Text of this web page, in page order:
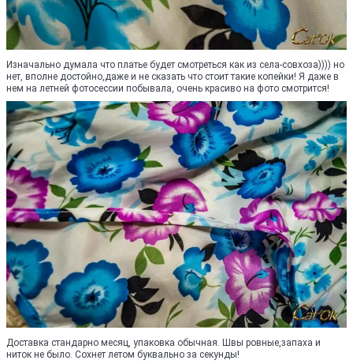
Изначально думала что платье будет смотреться как из села-совхоза)))) но
нет, вполне достойно,даже и не сказать что стоит такие копейки! Я даже в
нем на летней фотосессии побывала, очень красиво на фото смотрится!
Доставка стандарно месяц, упаковка обычная. Швы ровные,запаха и
ниток не было. Сохнет летом буквально за секунды!